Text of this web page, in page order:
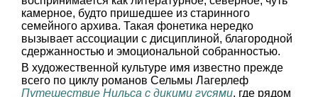
камерное, будто пришедшее из старинного
семейного архива. Такая фонетика нередко
вызывает ассоциации с дисциплиной, благородной
сдержанностью и эмоциональной собранностью.
В художественной культуре имя известно прежде
всего по циклу романов Сельмы Лагерлеф
Путешествие Нильса с дикими гусями, где рядом